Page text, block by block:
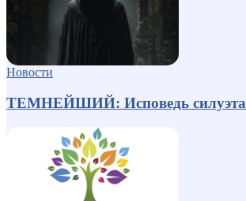
Новости
ТЕМНЕЙШИЙ: Исповедь силуэта